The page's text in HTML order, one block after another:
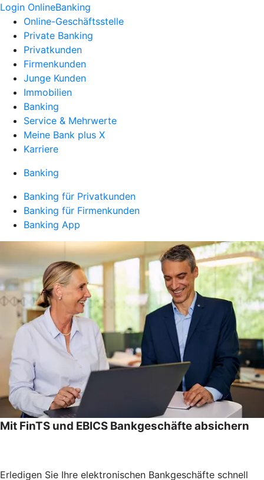
Login OnlineBanking
Online-Geschäftsstelle
Private Banking
Privatkunden
Firmenkunden
Junge Kunden
Immobilien
Banking
Service & Mehrwerte
Meine Bank plus X
Karriere
Banking
Banking für Privatkunden
Banking für Firmenkunden
Banking App
Mit FinTS und EBICS Bankgeschäfte absichern
Erledigen Sie Ihre elektronischen Bankgeschäfte schnell